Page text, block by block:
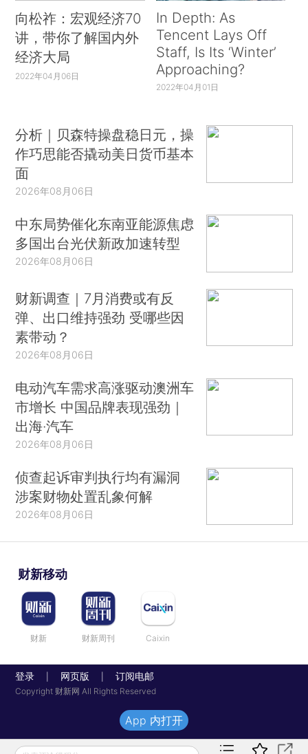
向松祚：宏观经济70
讲，带你了解国内外
经济大局
2022年04月06日
In Depth: As
Tencent Lays Off
Staff, Is Its ‘Winter’
Approaching?
2022年04月01日
分析｜贝森特操盘稳日元，操
作巧思能否撬动美日货币基本
面
2026年08月06日
中东局势催化东南亚能源焦虑
多国出台光伏新政加速转型
2026年08月06日
财新调查｜7月消费或有反
弹、出口维持强劲 受哪些因
素带动？
2026年08月06日
电动汽车需求高涨驱动澳洲车
市增长 中国品牌表现强劲｜
出海·汽车
2026年08月06日
侦查起诉审判执行均有漏洞
涉案财物处置乱象何解
2026年08月06日
财新移动
财新 财新周刊 Caixin
登录 网页版 订阅电邮
Copyright 财新网 All Rights Reserved
App 内打开